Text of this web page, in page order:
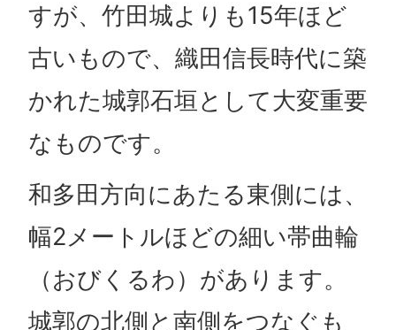
すが、竹田城よりも15年ほど
古いもので、織田信長時代に築
かれた城郭石垣として大変重要
なものです。
和多田方向にあたる東側には、
幅2メートルほどの細い帯曲輪
（おびくるわ）があります。
城郭の北側と南側をつなぐも